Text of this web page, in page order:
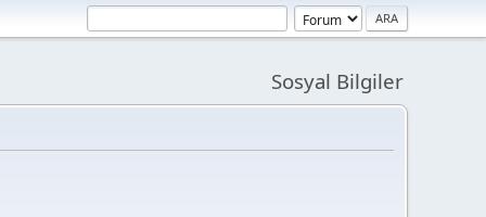
Sosyal Bilgiler